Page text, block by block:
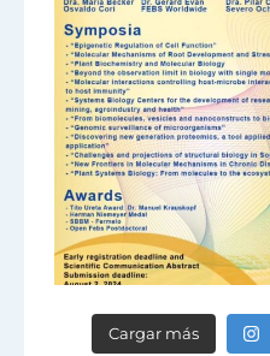
Cargar más